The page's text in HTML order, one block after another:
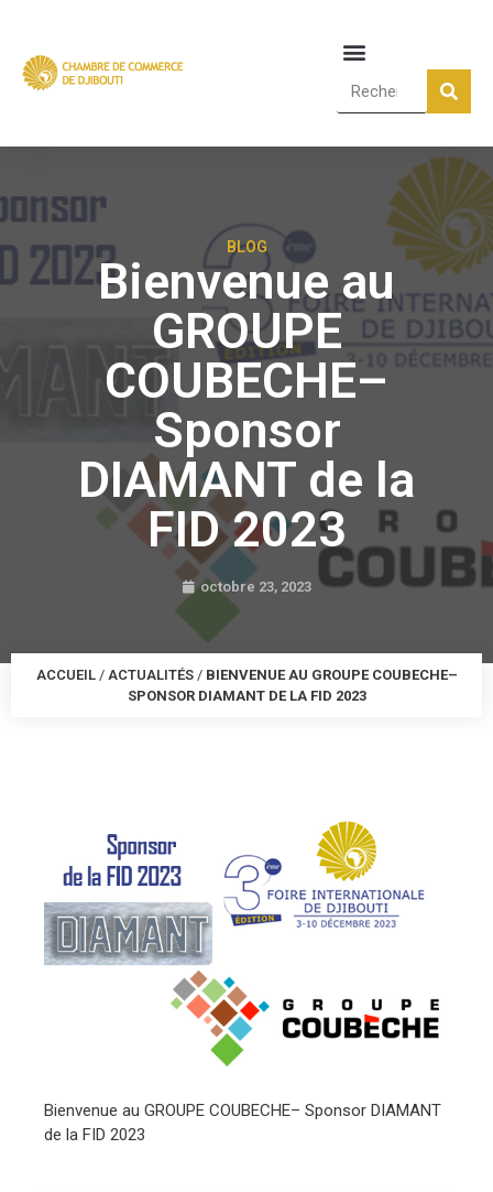
BLOG
Bienvenue au
GROUPE
COUBECHE–
Sponsor
DIAMANT de la
FID 2023
octobre 23, 2023
ACCUEIL/ ACTUALITÉS/ BIENVENUE AU GROUPE COUBECHE–
SPONSOR DIAMANT DE LA FID 2023
Bienvenue au GROUPE COUBECHE– Sponsor DIAMANT
de la FID 2023